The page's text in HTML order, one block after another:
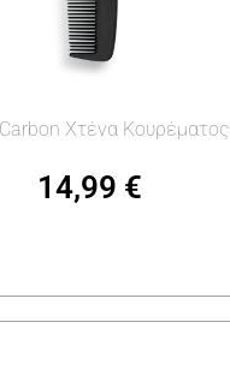
Χτένα Κουρέματος
14,99 €